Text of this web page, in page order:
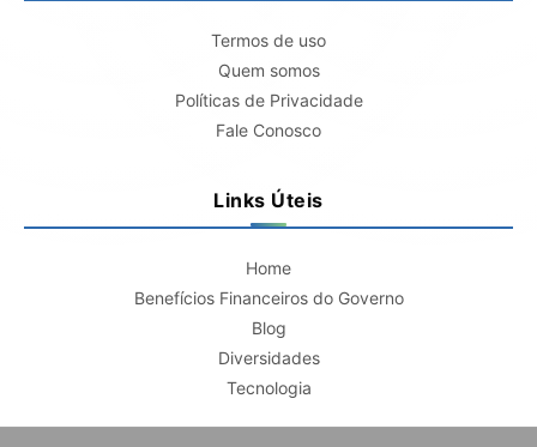
Termos de uso
Quem somos
Políticas de Privacidade
Fale Conosco
Links Úteis
Home
Benefícios Financeiros do Governo
Blog
Diversidades
Tecnologia